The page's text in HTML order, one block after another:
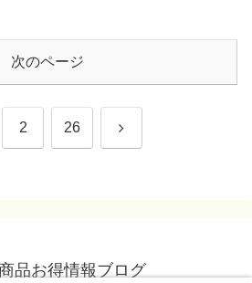
次のページ
2 26 次
品お得情報ブログ